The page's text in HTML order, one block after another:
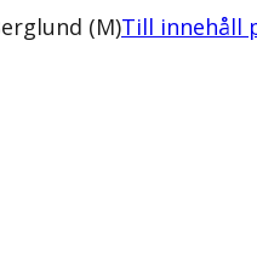
(M)Till innehåll